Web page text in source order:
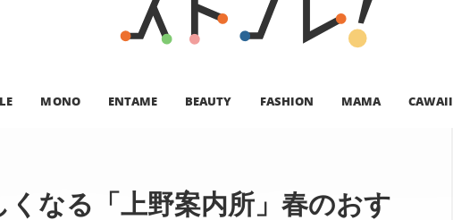
MONO ENTAME BEAUTY FASHION MAMA CAWAII
なる「上野案内所」春のおす